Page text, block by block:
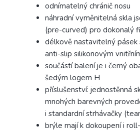
odnímatelný chránič nosu
náhradní vyměnitelná skla
(pre-curved) pro dokonalý
délkově nastavitelný pásek
anti-slip silikonovým
součástí balení je i černý
šedým logem H
příslušenství: jednostěnná
mnohých barevných
i standardní strhávačky
brýle mají k dokoupení i